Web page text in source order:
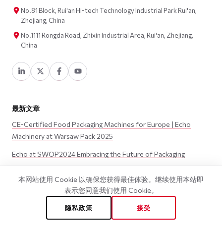
No.81 Block, Rui'an Hi-tech Technology Industrial Park Rui'an,
Zhejiang, China
No.1111 Rongda Road, Zhixin Industrial Area, Rui'an, Zhejiang,
China
最新文章
CE-Certified Food Packaging Machines for Europe | Echo
Machinery at Warsaw Pack 2025
Echo at SWOP2024 Embracing the Future of Packaging
Exhibition丨swop 2023 (22 – 24 November)
Exhibition丨JAPAN PACK 2023 (3 – 6 October)
本网站使用 Cookie 以确保您获得最佳体验。继续使用本站即
表示您同意我们使用 Cookie。
隐私政策 接受